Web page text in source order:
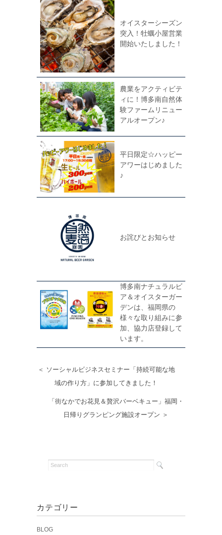
オイスターシーズン
突入！牡蠣小屋営業
開始いたしました！
農業をアクティビテ
ィに！博多南自然体
験ファームリニュー
アルオープン♪
平日限定☆ハッピー
アワーはじめました
♪
お詫びとお知らせ
博多南ナチュラルビ
ア＆オイスターガー
デンは、福岡県の
様々な取り組みに参
加、協力店登録して
います。
＜ ソーシャルビジネスセミナー「持続可能な地
域の作り方」に参加してきました！
「街なかでお花見＆贅沢バーベキュー」福岡・
日帰りグランピング施設オープン ＞
カテゴリー
BLOG